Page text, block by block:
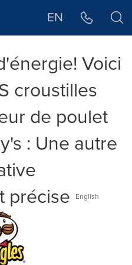
EN
Voici
croustilles
de poulet
: Une autre
précise
English